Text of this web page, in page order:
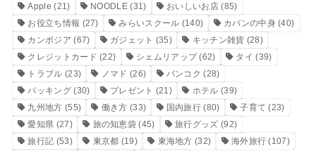
Apple (21) NOODLE(31) おいしいお店(85)
お役立ち情報 (27) みらいスクール (140) カバンの中身(40)
カンボジア (67) ガジェット (35) キッチン雑貨 (28)
クレジットカード (22) シェムリアップ(62) タイ (39)
トラブル (23) ノマド (26) バンコク (28)
パッキング(30) プレゼント (21) ホテル (39)
九州地方 (55) 働き方 (33) 国内旅行 (80) 子育て (23)
愛知県 (27) 旅の知恵袋 (45) 旅行グッズ (92)
旅行記 (53) 東京都 (19) 東海地方 (32) 海外旅行 (107)